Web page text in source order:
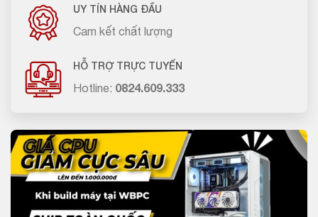
UY TÍN HÀNG ĐẦU
Cam kết chất lượng
HỖ TRỢ TRỰC TUYẾN
Hotline: 0824.609.333